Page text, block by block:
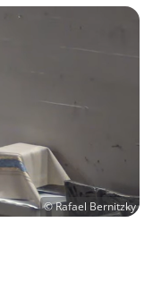
© Rafael Bernitzky